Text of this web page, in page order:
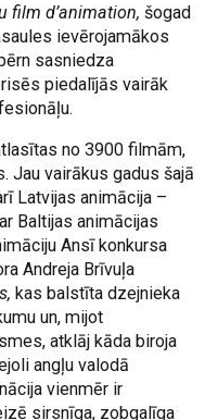
film d’animation, šogad
ievērojamākos
sasniedza
piedalījās vairāk
no 3900 filmām,
Jau vairākus gadus šajā
Latvijas animācija –
Baltijas animācijas
Ansī konkursa
Andreja Brīvuļa
kas balstīta dzejnieka
un, mijot
atklāj kāda biroja
angļu valodā
vienmēr ir
sirsnīga, zobgalīga